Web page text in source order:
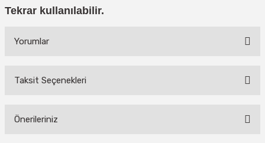
Tekrar kullanılabilir.
Yorumlar
Taksit Seçenekleri
Önerileriniz